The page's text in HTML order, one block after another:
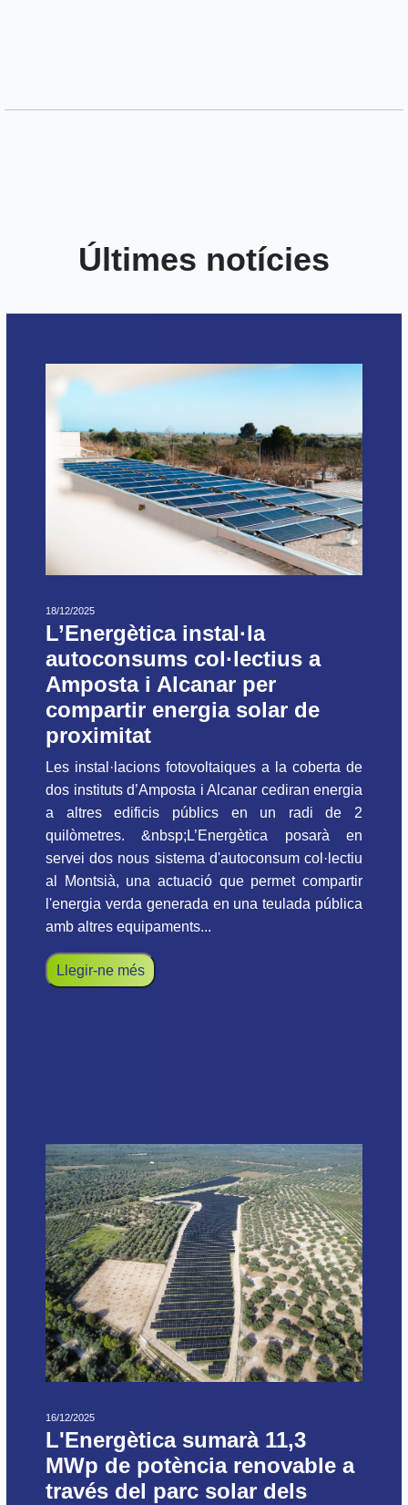
Últimes notícies
18/12/2025
L’Energètica instal·la
autoconsums col·lectius a
Amposta i Alcanar per
compartir energia solar de
proximitat
Les instal·lacions fotovoltaiques a la coberta de
dos instituts d’Amposta i Alcanar cediran energia
a altres edificis públics en un radi de 2
quilòmetres. &nbsp;L’Energètica posarà en
servei dos nous sistema d'autoconsum col·lectiu
al Montsià, una actuació que permet compartir
l'energia verda generada en una teulada pública
amb altres equipaments...
Llegir-ne més
16/12/2025
L'Energètica sumarà 11,3
MWp de potència renovable a
través del parc solar dels